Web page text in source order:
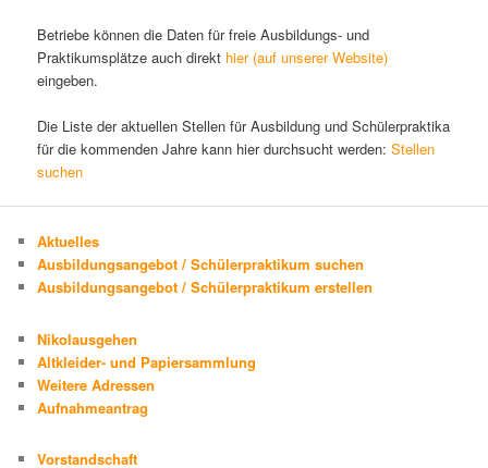
Betriebe können die Daten für freie Ausbildungs- und
Praktikumsplätze auch direkt hier (auf unserer Website)
eingeben.
Die Liste der aktuellen Stellen für Ausbildung und Schülerpraktika
für die kommenden Jahre kann hier durchsucht werden:Stellen
suchen
Aktuelles
Ausbildungsangebot / Schülerpraktikum suchen
Ausbildungsangebot / Schülerpraktikum erstellen
Nikolausgehen
Altkleider- und Papiersammlung
Weitere Adressen
Aufnahmeantrag
Vorstandschaft